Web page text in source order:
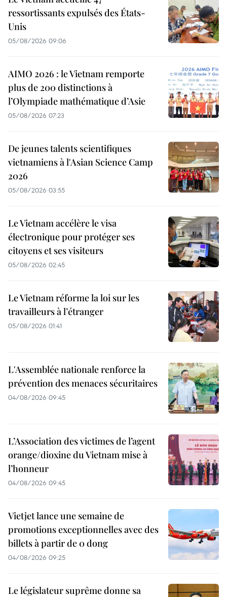
ressortissants expulsés des États-
Unis
05/08/2026 09:06
AIMO 2026 : le Vietnam remporte
plus de 200 distinctions à
l’Olympiade mathématique d’Asie
05/08/2026 07:23
De jeunes talents scientifiques
vietnamiens à l'Asian Science Camp
2026
05/08/2026 03:55
Le Vietnam accélère le visa
électronique pour protéger ses
citoyens et ses visiteurs
05/08/2026 02:45
Le Vietnam réforme la loi sur les
travailleurs à l’étranger
05/08/2026 01:41
L'Assemblée nationale renforce la
prévention des menaces sécuritaires
04/08/2026 09:45
L’Association des victimes de l’agent
orange/dioxine du Vietnam mise à
l’honneur
04/08/2026 09:45
Vietjet lance une semaine de
promotions exceptionnelles avec des
billets à partir de 0 dong
04/08/2026 09:25
Le législateur suprême donne sa